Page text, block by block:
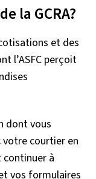
la GCRA?
et des
l’ASFC perçoit
dont vous
courtier en
continuer à
vos formulaires